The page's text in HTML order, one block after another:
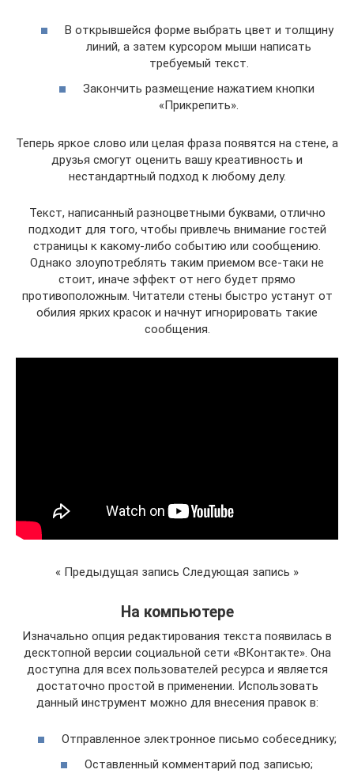
В открывшейся форме выбрать цвет и толщину
линий, а затем курсором мыши написать
требуемый текст.
Закончить размещение нажатием кнопки
«Прикрепить».
Теперь яркое слово или целая фраза появятся на стене, а
друзья смогут оценить вашу креативность и
нестандартный подход к любому делу.
Текст, написанный разноцветными буквами, отлично
подходит для того, чтобы привлечь внимание гостей
страницы к какому-либо событию или сообщению.
Однако злоупотреблять таким приемом все-таки не
стоит, иначе эффект от него будет прямо
противоположным. Читатели стены быстро устанут от
обилия ярких красок и начнут игнорировать такие
сообщения.
« Предыдущая запись Следующая запись »
На компьютере
Изначально опция редактирования текста появилась в
десктопной версии социальной сети «ВКонтакте». Она
доступна для всех пользователей ресурса и является
достаточно простой в применении. Использовать
данный инструмент можно для внесения правок в:
Отправленное электронное письмо собеседнику;
Оставленный комментарий под записью;